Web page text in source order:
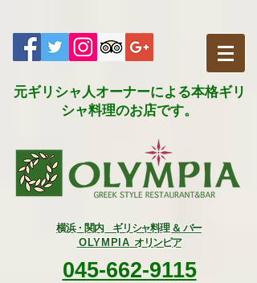
元ギリシャ人オーナーによる本格ギリ
シャ料理のお店です。​
横浜・関内 ギリシャ料理 ＆ バー
OLYMPIA オリンピア
045-662-9115